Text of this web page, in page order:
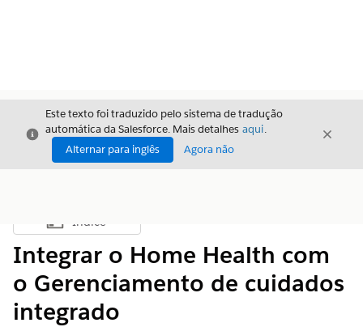
Fechar
Este texto foi traduzido pelo sistema de tradução
automática da Salesforce. Mais detalhes aqui.
Alternar para inglês
Agora não
Fechar
Mostrar índice
Índice
Integrar o Home Health com
o Gerenciamento de cuidados
integrado